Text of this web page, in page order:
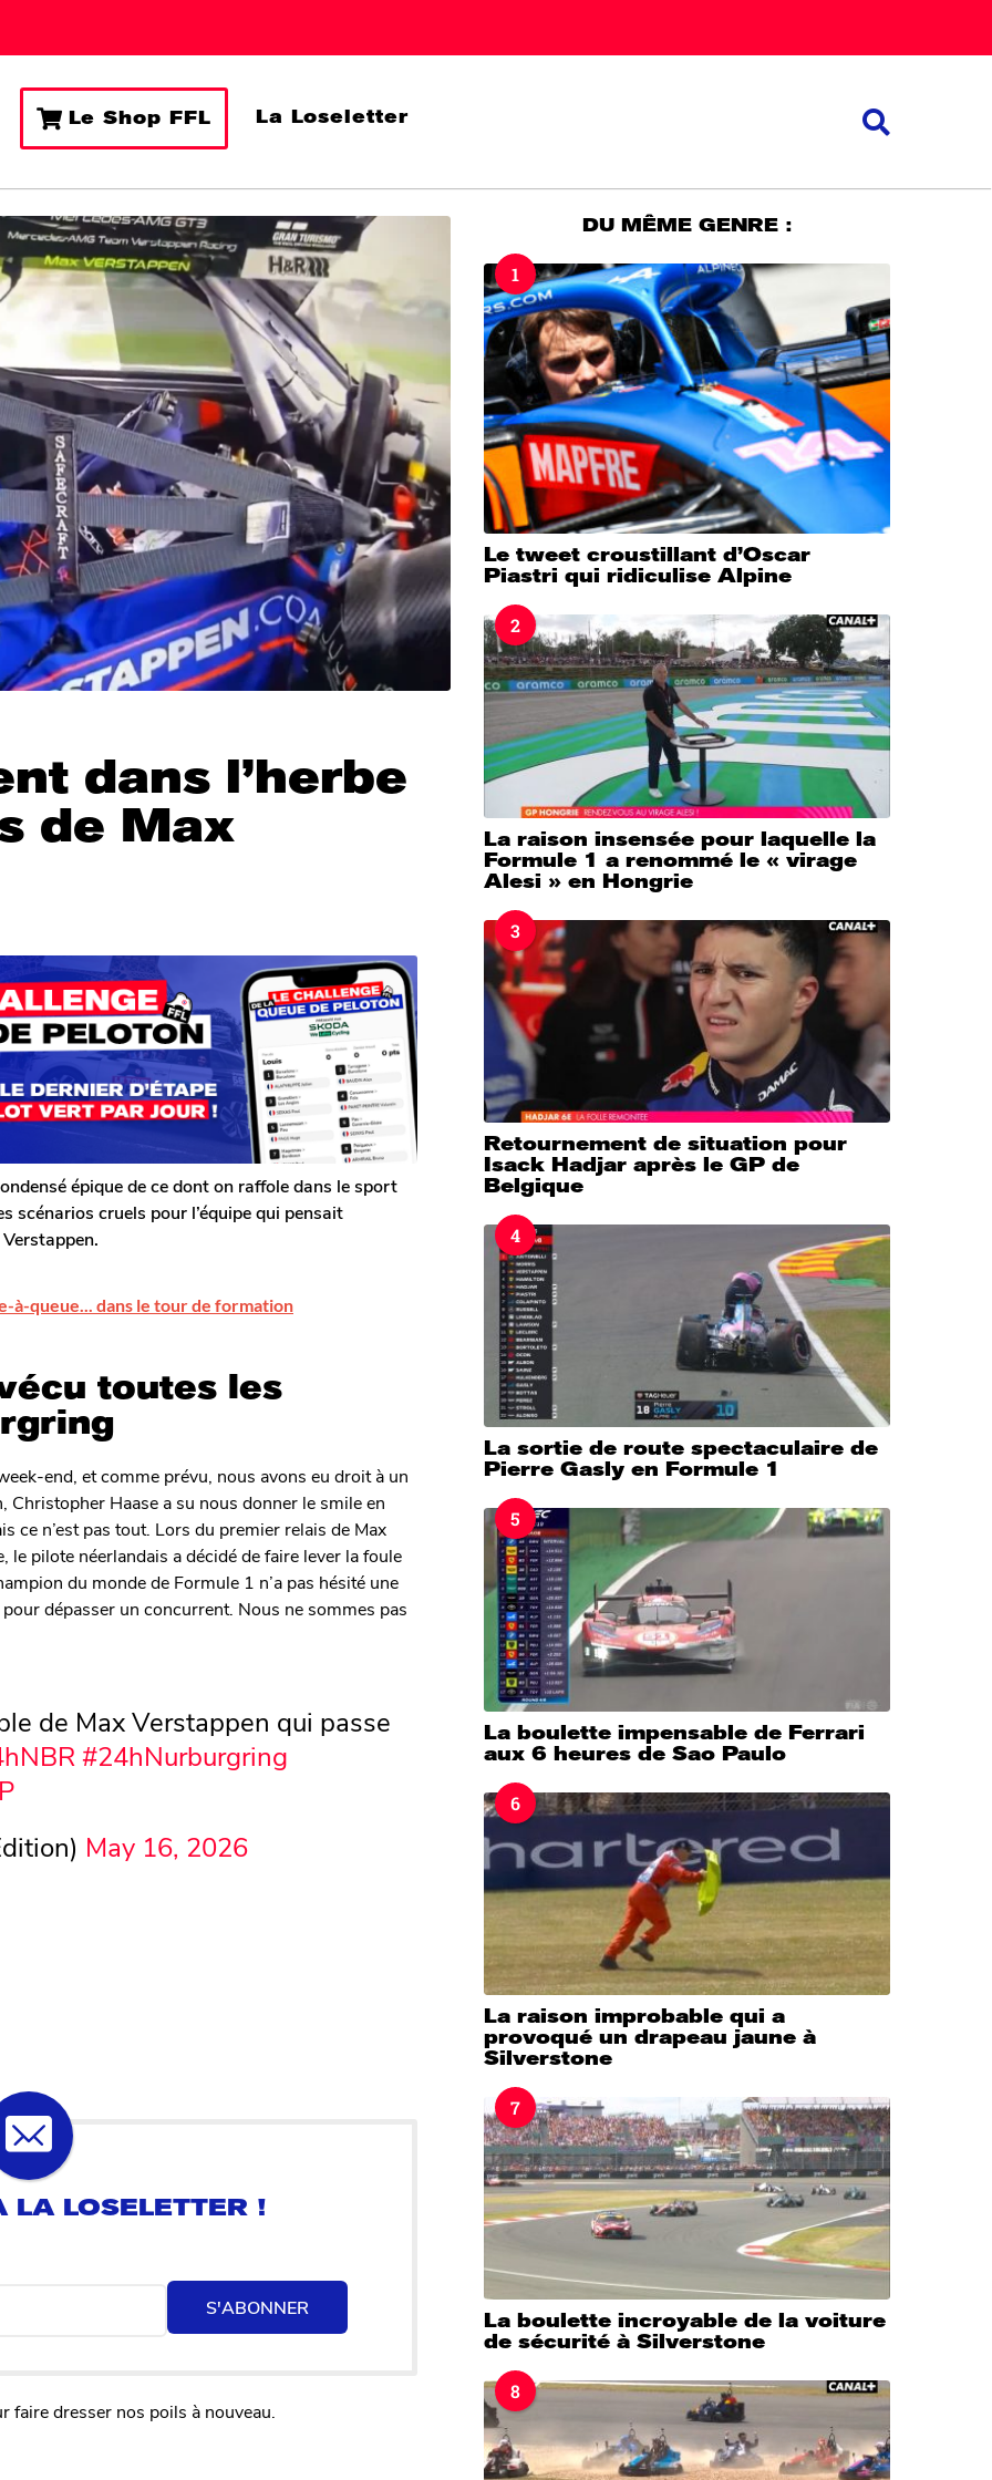
Le Shop FFL La Loseletter
dans l’herbe
de Max
épique de ce dont on raffole dans le sport
scénarios cruels pour l’équipe qui pensait
à-queue... dans le tour de formation
toutes les
end, et comme prévu, nous avons eu droit à un
Haase a su nous donner le smile en
ce n’est pas tout. Lors du premier relais de Max
pilote néerlandais a décidé de faire lever la foule
du monde de Formule 1 n’a pas hésité une
dépasser un concurrent. Nous ne sommes pas
de Max Verstappen qui passe
#24hNurburgring
May 16, 2026
S'ABONNER
faire dresser nos poils à nouveau.
DU MÊME GENRE :
1
Le tweet croustillant d’Oscar
Piastri qui ridiculise Alpine
2
La raison insensée pour laquelle la
Formule 1 a renommé le « virage
Alesi » en Hongrie
3
Retournement de situation pour
Isack Hadjar après le GP de
Belgique
4
La sortie de route spectaculaire de
Pierre Gasly en Formule 1
5
La boulette impensable de Ferrari
aux 6 heures de Sao Paulo
6
La raison improbable qui a
provoqué un drapeau jaune à
Silverstone
7
La boulette incroyable de la voiture
de sécurité à Silverstone
8